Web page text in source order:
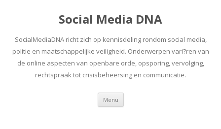
Social Media DNA
SocialMediaDNA richt zich op kennisdeling rondom social media,
politie en maatschappelijke veiligheid. Onderwerpen vari?ren van
de online aspecten van openbare orde, opsporing, vervolging,
rechtspraak tot crisisbeheersing en communicatie.
Menu Spring
inhoud